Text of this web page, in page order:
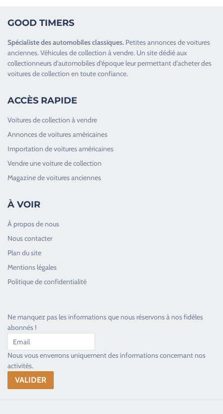
GOOD TIMERS
Spécialiste desautomobiles classiques. Petites annonces devoitures
anciennes.Véhicules de collection à vendre. Un site dédié aux
collectionneurs d’automobiles d’époque leur permettant d’acheter des
voitures de collection en toute confiance.
ACCÈS RAPIDE
Voitures de collection à vendre
Annonces de voitures américaines
Importation de voitures américaines
Vendre une voiture de collection
Magazine de voitures anciennes
À VOIR
À propos de nous
Nous contacter
Plan du site
Mentions légales
Politique de confidentialité
Ne manquez pas les informations que nous réservons à nos fidèles
abonnés !
Nous vous enverrons uniquement des informations concernant nos
activités.
Toujours heureux d'aider les passionnés